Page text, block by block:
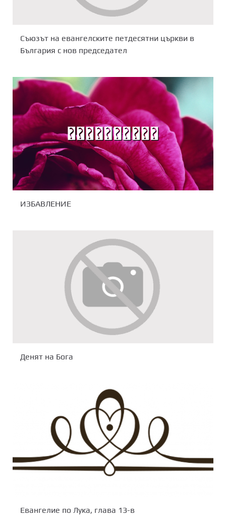
Съюзът на евангелските петдесятни църкви в
България с нов председател
ИЗБАВЛЕНИЕ
Денят на Бога
Евангелие по Лука, глава 13-в